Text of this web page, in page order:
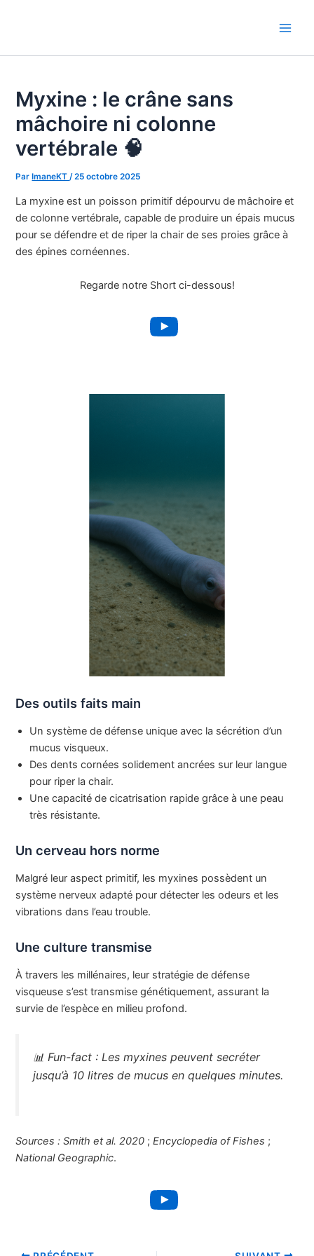
Myxine : le crâne sans
mâchoire ni colonne
vertébrale 🧠
ParImaneKT /25 octobre 2025
La myxine est un poisson primitif dépourvu de mâchoire et
de colonne vertébrale, capable de produire un épais mucus
pour se défendre et de riper la chair de ses proies grâce à
des épines cornéennes.
Regarde notre Short ci-dessous!
YouTube
Des outils faits main
Un système de défense unique avec la sécrétion d’un
mucus visqueux.
Des dents cornées solidement ancrées sur leur langue
pour riper la chair.
Une capacité de cicatrisation rapide grâce à une peau
très résistante.
Un cerveau hors norme
Malgré leur aspect primitif, les myxines possèdent un
système nerveux adapté pour détecter les odeurs et les
vibrations dans l’eau trouble.
Une culture transmise
À travers les millénaires, leur stratégie de défense
visqueuse s’est transmise génétiquement, assurant la
survie de l’espèce en milieu profond.
📊 Fun-fact : Les myxines peuvent secréter
jusqu’à 10 litres de mucus en quelques minutes.
Sources : Smith et al. 2020 ;Encyclopedia of Fishes ;
National Geographic.
YouTube